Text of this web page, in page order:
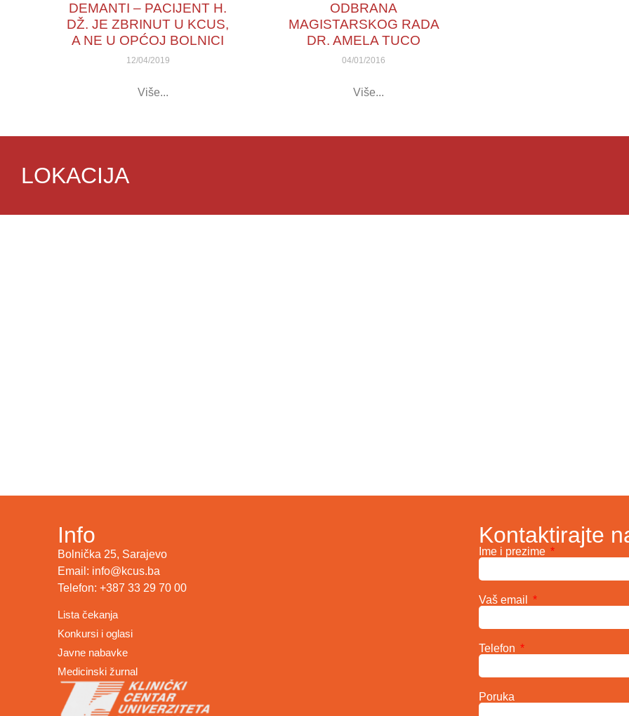
DEMANTI – PACIJENT H.
DŽ. JE ZBRINUT U KCUS,
A NE U OPĆOJ BOLNICI
12/04/2019
Više...
ODBRANA
MAGISTARSKOG RADA
DR. AMELA TUCO
04/01/2016
Više...
LOKACIJA
Info
Bolnička 25, Sarajevo
Email: info@kcus.ba
Telefon: +387 33 29 70 00
Lista čekanja
Konkursi i oglasi
Javne nabavke
Medicinski žurnal
Kontaktirajte
Ime i prezime
Vaš email
Telefon
Poruka